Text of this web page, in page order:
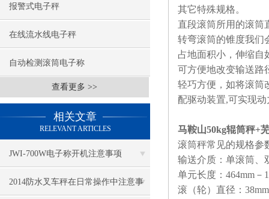
报警式电子秤
在线流水线电子秤
自动检测滚筒电子称
查看更多 >>
相关文章
RELEVANT ARTICLES
JWI-700W电子称开机注意事项
2014防水叉车秤在日常操作中注意事
其它特殊规格。
直段滚筒所用的滚筒
转弯滚筒的锥度我们
占地面积小，伸缩自
可方便地改变输送路
轻巧方便，如将滚筒
配驱动装置,可实现动
马鞍山50kg辊筒秤+
滚筒秤常见的规格参
输送介质：单滚筒、
单元长度： 464mm －
滚（轮）直径： 38mm